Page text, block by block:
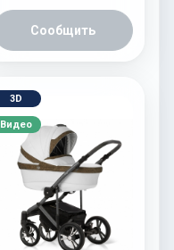
Сообщить
3D
Видео